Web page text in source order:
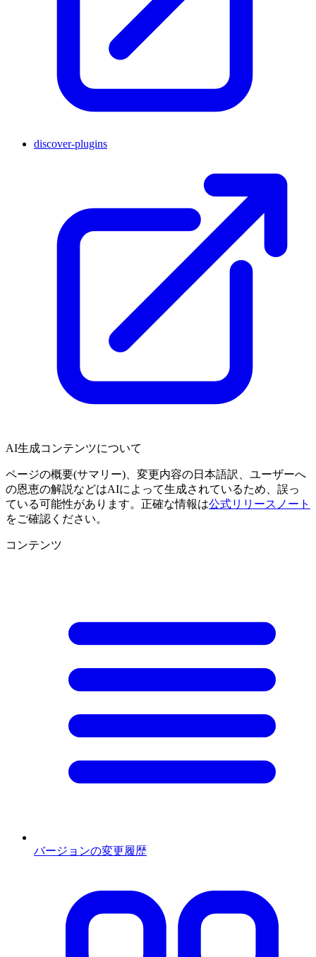
discover-plugins
AI生成コンテンツについて
ページの概要(サマリー)、変更内容の日本語訳、ユーザーへ
の恩恵の解説などはAIによって生成されているため、誤っ
ている可能性があります。正確な情報は公式リリースノート
をご確認ください。
コンテンツ
バージョンの変更履歴